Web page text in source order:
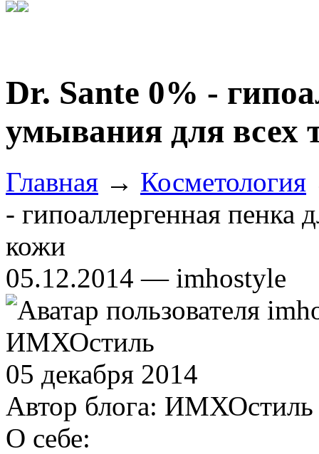
Dr. Sante 0% -
умывания для всех
Главная → Косметология
- гипоаллергенная пенка
кожи
05.12.2014 — imhostyle
ИМХОстиль
05 декабря 2014
Автор блога: ИМХОстиль
О себе: